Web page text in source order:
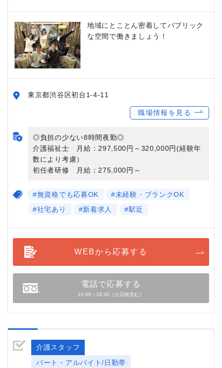
地域にとことん密着してパブリック
な空間で働きましょう！
東京都渋谷区初台1-4-11
職場情報を見る
◎負担の少ない8時間夜勤◎
介護福祉士 月給：297,500円～320,000円(経験年
数により考慮）
初任者研修 月給：275,000円～
#無資格でも応募OK
#未経験・ブランクOK
#社宅あり
#新着求人 #駅近
WEBから応募する
電話で応募する
10:00～18:30（土日祝含む）
介護スタッフ
パート・アルバイト/日勤帯